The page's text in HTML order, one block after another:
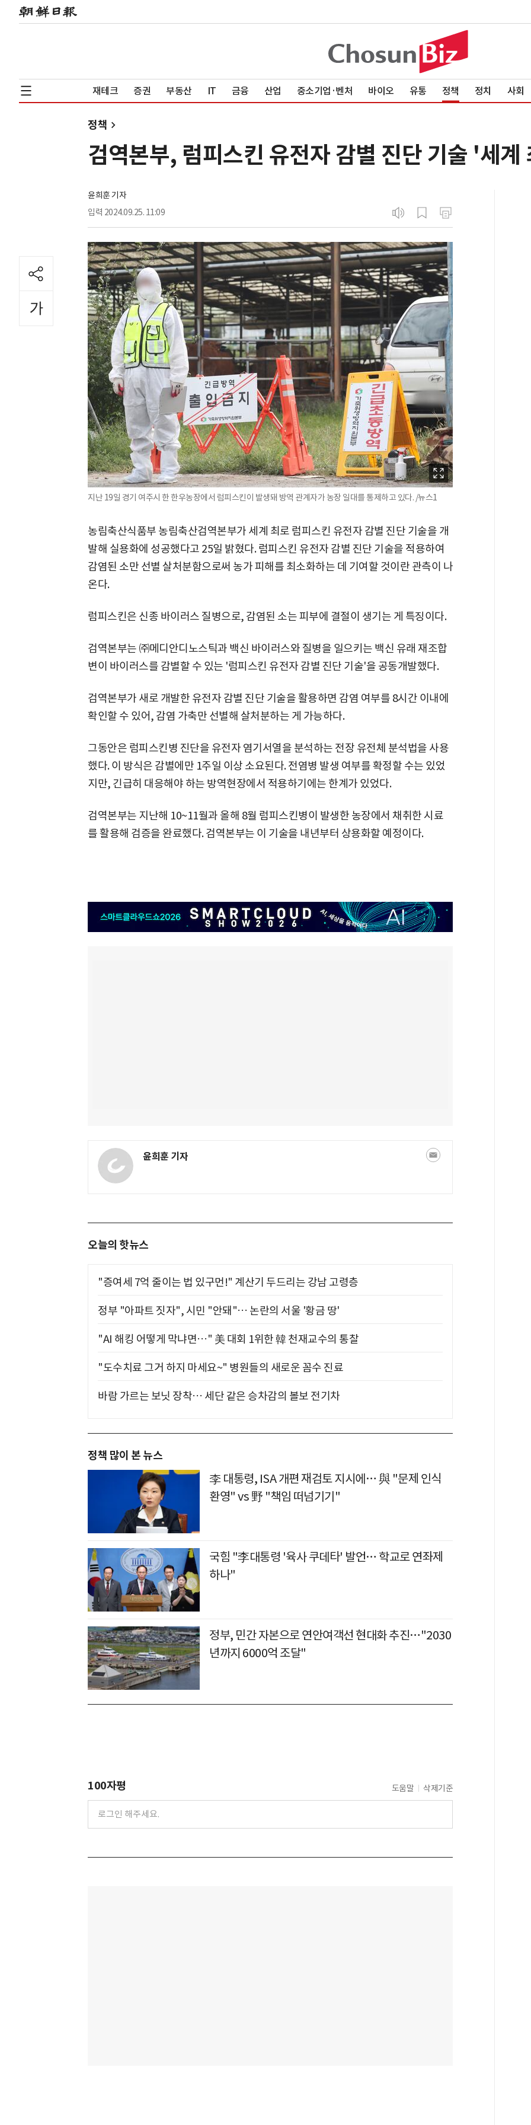
재테크 증권 부동산 IT 금융 산업 중소기업·벤처 바이오 유통 정책 정치 사회
정책
검역본부, 럼피스킨 유전자 감별 진단 기술 '세계
윤희훈 기자
입력 2024.09.25. 11:09
지난 19일 경기 여주시 한 한우농장에서 럼피스킨이 발생돼 방역 관계자가 농장 일대를 통제하고 있다. /뉴스1
농림축산식품부 농림축산검역본부가 세계 최로 럼피스킨 유전자 감별 진단 기술을 개
발해 실용화에 성공했다고 25일 밝혔다. 럼피스킨 유전자 감별 진단 기술을 적용하여
감염된 소만 선별 살처분함으로써 농가 피해를 최소화하는 데 기여할 것이란 관측이 나
온다.
럼피스킨은 신종 바이러스 질병으로, 감염된 소는 피부에 결절이 생기는 게 특징이다.
검역본부는 ㈜메디안디노스틱과 백신 바이러스와 질병을 일으키는 백신 유래 재조합
변이 바이러스를 감별할 수 있는 '럼피스킨 유전자 감별 진단 기술'을 공동개발했다.
검역본부가 새로 개발한 유전자 감별 진단 기술을 활용하면 감염 여부를 8시간 이내에
확인할 수 있어, 감염 가축만 선별해 살처분하는 게 가능하다.
그동안은 럼피스킨병 진단을 유전자 염기서열을 분석하는 전장 유전체 분석법을 사용
했다. 이 방식은 감별에만 1주일 이상 소요된다. 전염병 발생 여부를 확정할 수는 있었
지만, 긴급히 대응해야 하는 방역현장에서 적용하기에는 한계가 있었다.
검역본부는 지난해 10~11월과 올해 8월 럼피스킨병이 발생한 농장에서 채취한 시료
를 활용해 검증을 완료했다. 검역본부는 이 기술을 내년부터 상용화할 예정이다.
윤희훈 기자
오늘의 핫뉴스
"증여세 7억 줄이는 법 있구먼!" 계산기 두드리는 강남 고령층
정부 "아파트 짓자", 시민 "안돼"… 논란의 서울 '황금 땅'
"AI 해킹 어떻게 막냐면…" 美 대회 1위한 韓 천재교수의 통찰
"도수치료 그거 하지 마세요~" 병원들의 새로운 꼼수 진료
바람 가르는 보닛 장착… 세단 같은 승차감의 볼보 전기차
정책 많이 본 뉴스
李 대통령, ISA 개편 재검토 지시에… 與 "문제 인식
환영" vs 野 "책임 떠넘기기"
국힘 "李대통령 '육사 쿠데타' 발언… 학교로 연좌제
하나"
정부, 민간 자본으로 연안여객선 현대화 추진…"2030
년까지 6000억 조달"
100자평 도움말 삭제기준